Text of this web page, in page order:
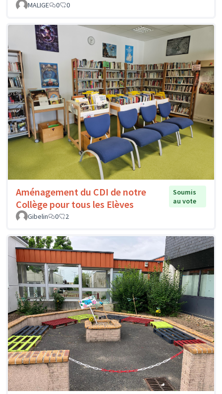
MALIGE 0 0
Aménagement du CDI de notre
Collège pour tous les Elèves
Soumis
au vote
Gibelin
0 2